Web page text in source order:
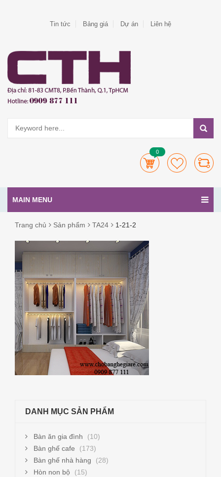
Tin tức Bảng giá Dự án Liên hệ
0
MAIN MENU
Trang chủ Sản phẩm TA24 1-21-2
1-
21-
2
DANH MỤC SẢN PHẨM
Bàn ăn gia đình
(10)
Bàn ghế cafe
(173)
Bàn ghế nhà hàng
(28)
Hòn non bộ
(15)